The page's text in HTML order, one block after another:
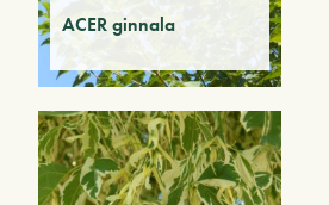
ACER ginnala